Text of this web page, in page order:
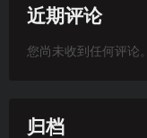
近期评论
您尚未收到任何评论。
归档